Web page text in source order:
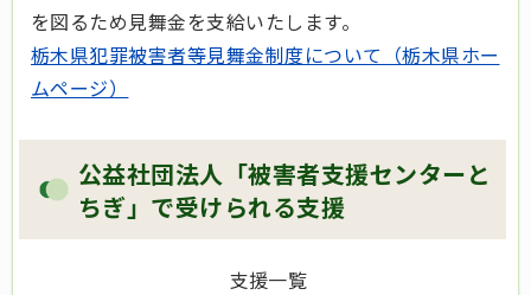
を図るため見舞金を支給いたします。
栃木県犯罪被害者等見舞金制度について（栃木県ホー
ムページ）
公益社団法人「被害者支援センターと
ちぎ」で受けられる支援
支援一覧